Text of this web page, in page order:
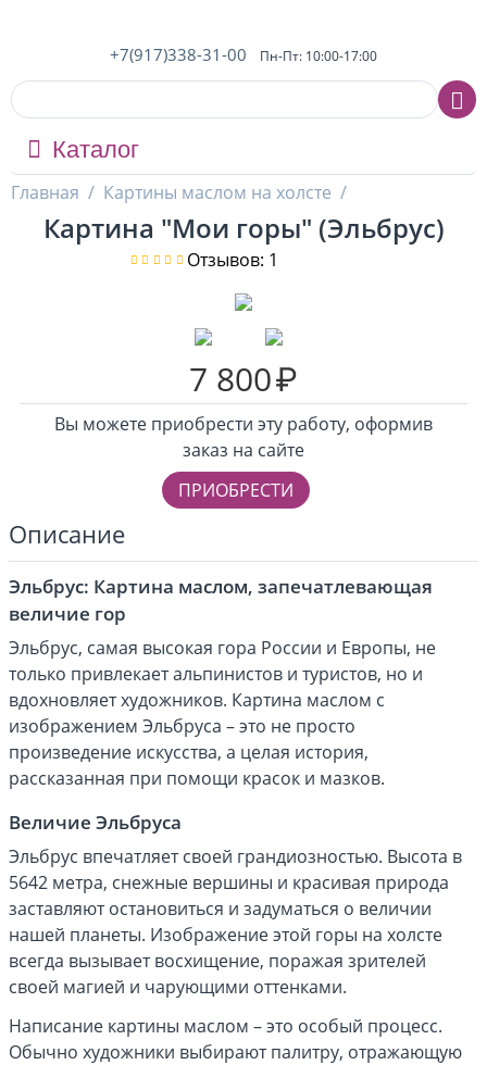
+7(917)338-31-00 Пн-Пт: 10:00-17:00
Каталог
Главная / Картины маслом на холсте /
Картина "Мои горы" (Эльбрус)
Отзывов: 1
7 800₽
Вы можете приобрести эту работу, оформив
заказ на сайте
ПРИОБРЕСТИ
Описание
Эльбрус: Картина маслом, запечатлевающая
величие гор
Эльбрус, самая высокая гора России и Европы, не
только привлекает альпинистов и туристов, но и
вдохновляет художников. Картина маслом с
изображением Эльбруса – это не просто
произведение искусства, а целая история,
рассказанная при помощи красок и мазков.
Величие Эльбруса
Эльбрус впечатляет своей грандиозностью. Высота в
5642 метра, снежные вершины и красивая природа
заставляют остановиться и задуматься о величии
нашей планеты. Изображение этой горы на холсте
всегда вызывает восхищение, поражая зрителей
своей магией и чарующими оттенками.
Написание картины маслом – это особый процесс.
Обычно художники выбирают палитру, отражающую